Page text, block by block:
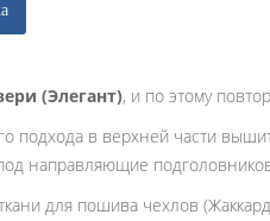
(Элегант), и по этому
подхода в верхней части
направляющие
для пошива чехлов